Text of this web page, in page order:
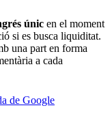
únic en el moment
si es busca liquiditat.
una part en forma
a cada
de Google